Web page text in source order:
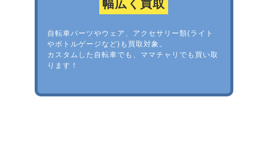
幅広く買取
自転車パーツやウェア、アクセサリー類(ライト
やボトルゲージなど)も買取対象。
カスタムした自転車でも、ママチャリでも買い取
ります！